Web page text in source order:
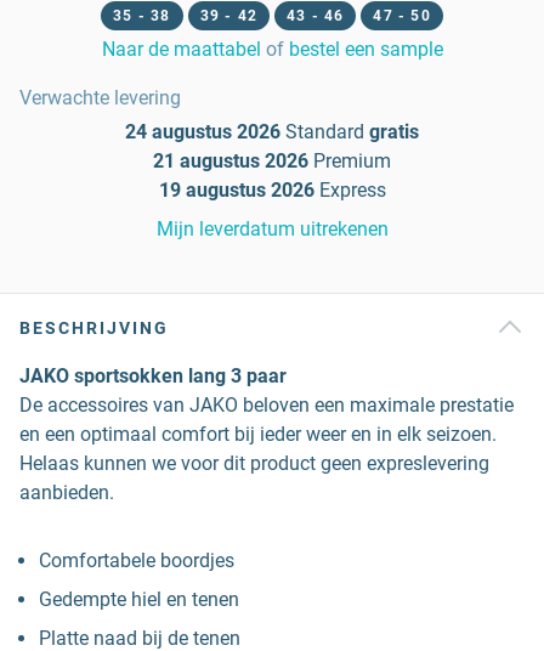
35 - 38 39 - 42 43 - 46 47 - 50
Naar de maattabel of bestel een sample
Verwachte levering
24 augustus 2026 Standard gratis
21 augustus 2026 Premium
19 augustus 2026 Express
Mijn leverdatum uitrekenen
BESCHRIJVING
JAKO sportsokken lang 3 paar
De accessoires van JAKO beloven een maximale prestatie
en een optimaal comfort bij ieder weer en in elk seizoen.
Helaas kunnen we voor dit product geen expreslevering
aanbieden.
Comfortabele boordjes
Gedempte hiel en tenen
Platte naad bij de tenen